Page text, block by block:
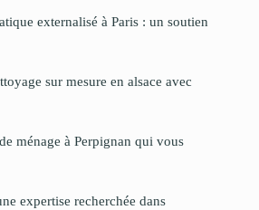
externalisé à Paris : un soutien
sur mesure en alsace avec
ménage à Perpignan qui vous
expertise recherchée dans